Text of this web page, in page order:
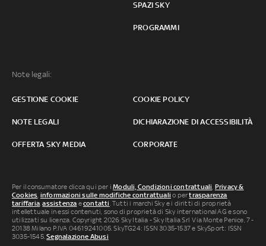
SPAZI SKY
PROGRAMMI
Note legali:
GESTIONE COOKIE COOKIE POLICY
NOTE LEGALI DICHIARAZIONE DI ACCESSIBILITÀ
OFFERTA SKY MEDIA CORPORATE
Per il consumatore clicca qui per iModuli, Condizioni contrattuali, Privacy &
Cookies, informazioni sulle modifiche contrattuali o pertrasparenza
tariffaria,assistenza econtatti. Tutti i marchi Sky e i diritti di proprietà
intellettuale in essi contenuti, sono di proprietà di Sky international AG e sono
utilizzati su licenza. Copyright 2026 Sky Italia - Sky Italia Srl Via Monte Penice, 7 -
20138 Milano P.IVA 04619241005. SkyTG24: ISSN 3035-1537 e SkySport: ISSN
3035-1545.Segnalazione Abusi